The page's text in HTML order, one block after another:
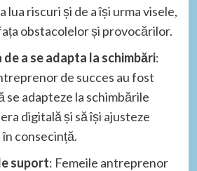
lua riscuri și de a își urma visele,
obstacolelor și provocărilor.
a se adapta la schimbări:
de succes au fost
se adapteze la schimbările
digitală și să își ajusteze
consecință.
suport: Femeile antreprenor